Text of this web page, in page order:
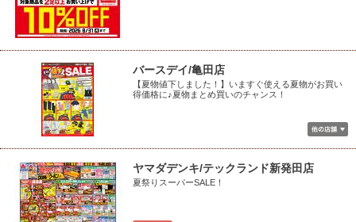
バースデイ/亀田店
【夏物値下しました！】いますぐ使える夏物がお買い
得価格に♪夏物まとめ買いのチャンス！
ヤマダデンキ/テックランド新発田店
夏祭りスーパーSALE！